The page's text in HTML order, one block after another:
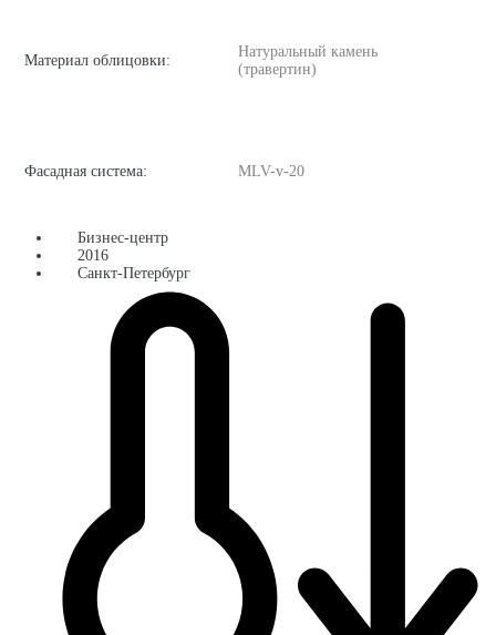
Материал облицовки:
Натуральный камень
(травертин)
Фасадная система: MLV-v-20
Бизнес-центр
2016
Санкт-Петербург